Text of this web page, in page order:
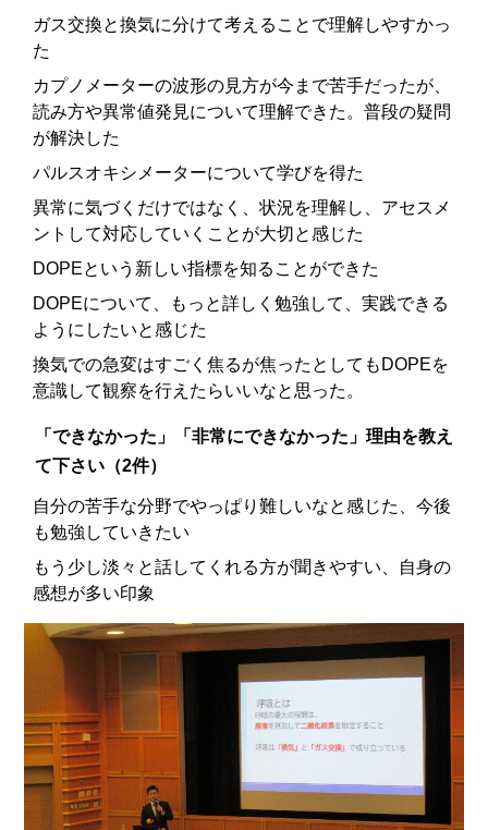
ガス交換と換気に分けて考えることで理解しやすかっ
た
カプノメーターの波形の見方が今まで苦手だったが、
読み方や異常値発見について理解できた。普段の疑問
が解決した
パルスオキシメーターについて学びを得た
異常に気づくだけではなく、状況を理解し、アセスメ
ントして対応していくことが大切と感じた
DOPEという新しい指標を知ることができた
DOPEについて、もっと詳しく勉強して、実践できる
ようにしたいと感じた
換気での急変はすごく焦るが焦ったとしてもDOPEを
意識して観察を行えたらいいなと思った。
「できなかった」「非常にできなかった」理由を教え
て下さい（2件）
自分の苦手な分野でやっぱり難しいなと感じた、今後
も勉強していきたい
もう少し淡々と話してくれる方が聞きやすい、自身の
感想が多い印象